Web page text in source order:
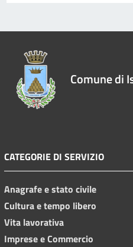
Comune di
CATEGORIE DI SERVIZIO
Anagrafe e stato civile
Cultura e tempo libero
Vita lavorativa
Imprese e Commercio